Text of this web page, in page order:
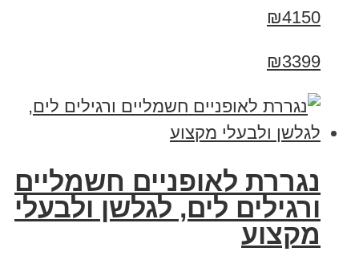
₪4150
₪3399
נגררת לאופניים חשמליים
ורגילים לים, לגלשן ולבעלי
מקצוע